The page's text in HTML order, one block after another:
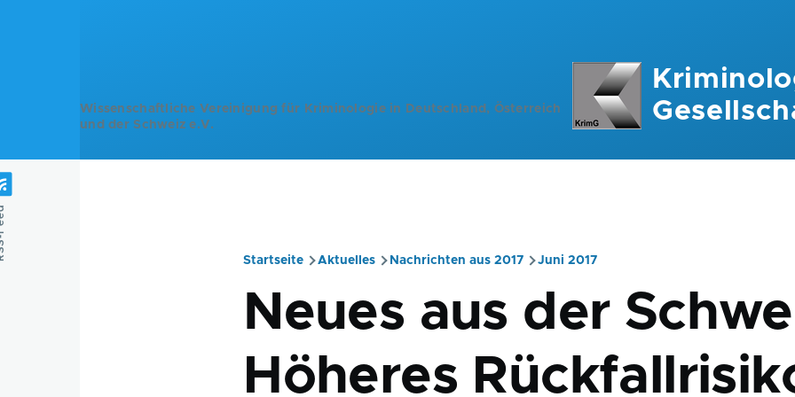
Wissenschaftliche Vereinigung für Kriminologie in Deutschland, Österreich
und der Schweiz e.V.
Startseite Aktuelles Nachrichten aus 2017 Juni 2017
Neues aus der
Höheres